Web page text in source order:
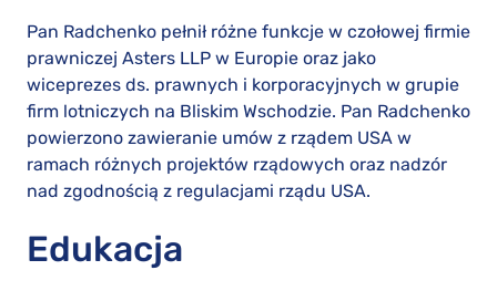
Pan Radchenko pełnił różne funkcje w czołowej firmie
prawniczej Asters LLP w Europie oraz jako
wiceprezes ds. prawnych i korporacyjnych w grupie
firm lotniczych na Bliskim Wschodzie. Pan Radchenko
powierzono zawieranie umów z rządem USA w
ramach różnych projektów rządowych oraz nadzór
nad zgodnością z regulacjami rządu USA.
Edukacja